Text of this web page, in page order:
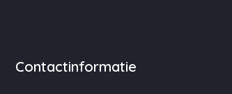
Contactinformatie